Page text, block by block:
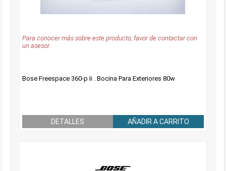
Para conocer más sobre este producto, favor de contactar con
un asesor.
Bose Freespace 360-p Ii . Bocina Para Exteriores 80w
DETALLES AÑADIR A CARRITO